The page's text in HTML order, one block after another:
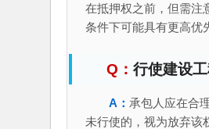
在抵押权之前，但需注
条件下可能具有更高优
行使建设
承包人应在合
未行使的，视为放弃该